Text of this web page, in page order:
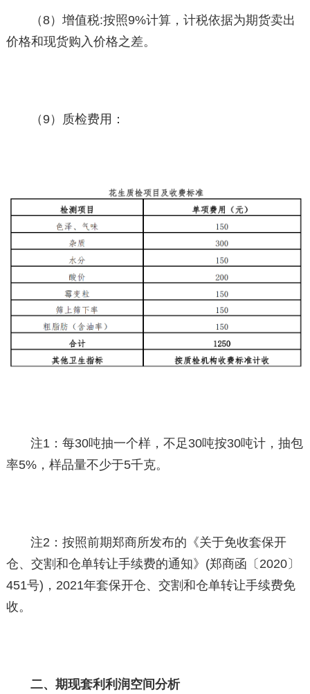
（8）增值税:按照9%计算，计税依据为期货卖出
价格和现货购入价格之差。
（9）质检费用：
注1：每30吨抽一个样，不足30吨按30吨计，抽包
率5%，样品量不少于5千克。
注2：按照前期郑商所发布的《关于免收套保开
仓、交割和仓单转让手续费的通知》(郑商函〔2020〕
451号)，2021年套保开仓、交割和仓单转让手续费免
收。
二、期现套利利润空间分析